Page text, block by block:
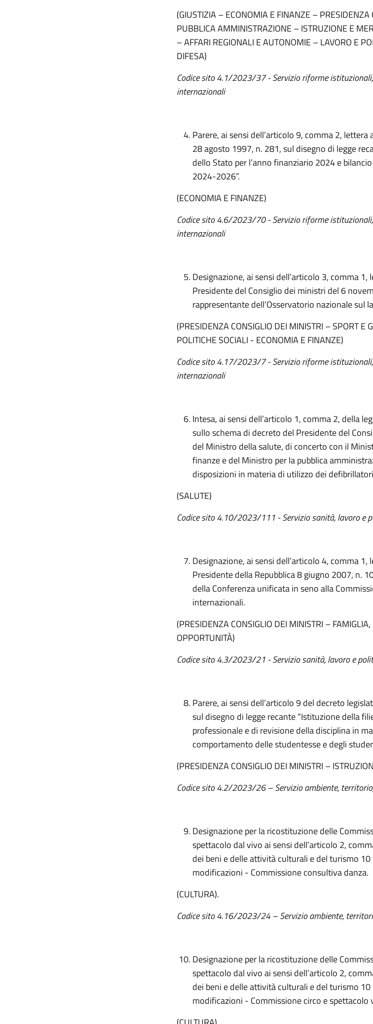
(GIUSTIZIA – ECONOMIA E FINANZE –
PUBBLICA AMMINISTRAZIONE – ISTRUZIONE E
– AFFARI REGIONALI E AUTONOMIE – LAVORO E
DIFESA)
Codice sito 4.1/2023/37 - Servizio riforme
internazionali
Parere, ai sensi dell’articolo 9, comma 2,
28 agosto 1997, n. 281, sul disegno di legge
dello Stato per l’anno finanziario 2024 e
2024-2026”.
(ECONOMIA E FINANZE)
Codice sito 4.6/2023/70 - Servizio riforme
internazionali
Designazione, ai sensi dell’articolo 3, comma
Presidente del Consiglio dei ministri del 6
rappresentante dell’Osservatorio nazionale sul
(PRESIDENZA CONSIGLIO DEI MINISTRI – SPORT E
POLITICHE SOCIALI - ECONOMIA E FINANZE)
Codice sito 4.17/2023/7 - Servizio riforme
internazionali
Intesa, ai sensi dell’articolo 1, comma 2, della
sullo schema di decreto del Presidente del
del Ministro della salute, di concerto con il
finanze e del Ministro per la pubblica
disposizioni in materia di utilizzo dei
(SALUTE)
Codice sito 4.10/2023/111 - Servizio sanità, lavoro e
Designazione, ai sensi dell’articolo 4, comma 1,
Presidente della Repubblica 8 giugno 2007, n.
della Conferenza unificata in seno alla
internazionali.
(PRESIDENZA CONSIGLIO DEI MINISTRI – FAMIGLIA,
OPPORTUNITÀ)
Codice sito 4.3/2023/21 - Servizio sanità, lavoro e
Parere, ai sensi dell’articolo 9 del decreto
sul disegno di legge recante “Istituzione della
professionale e di revisione della disciplina in
comportamento delle studentesse e degli
(PRESIDENZA CONSIGLIO DEI MINISTRI –
Codice sito 4.2/2023/26 – Servizio ambiente,
Designazione per la ricostituzione delle
spettacolo dal vivo ai sensi dell’articolo 2,
dei beni e delle attività culturali e del turismo
modificazioni - Commissione consultiva danza.
(CULTURA).
Codice sito 4.16/2023/24 – Servizio ambiente,
Designazione per la ricostituzione delle
spettacolo dal vivo ai sensi dell’articolo 2,
dei beni e delle attività culturali e del turismo
modificazioni - Commissione circo e spettacolo